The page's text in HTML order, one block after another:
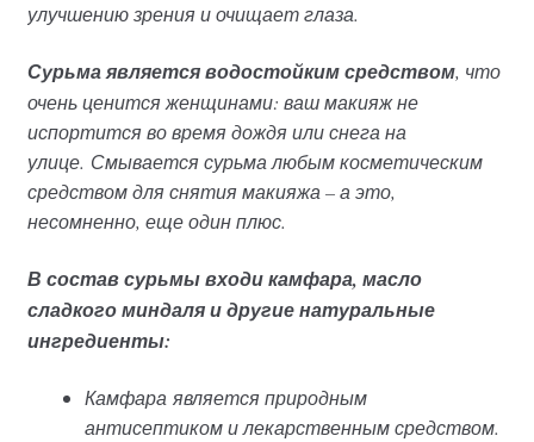
улучшению зрения и очищает глаза.
Сурьма является водостойким средством, что
очень ценится женщинами: ваш макияж не
испортится во время дождя или снега на
улице. Смывается сурьма любым косметическим
средством для снятия макияжа – а это,
несомненно, еще один плюс.
В состав сурьмы входи камфара, масло
сладкого миндаля и другие натуральные
ингредиенты:
Камфара является природным
антисептиком и лекарственным средством.